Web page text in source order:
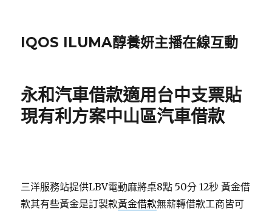
IQOS ILUMA醇養妍主播在線互動
永和汽車借款適用台中支票貼
現有利方案中山區汽車借款
三洋服務站提供LBV電動麻將桌8點 50分 12秒 黃金借
款其有些黃金是訂製款黃金借款無薪轉借款工商皆可